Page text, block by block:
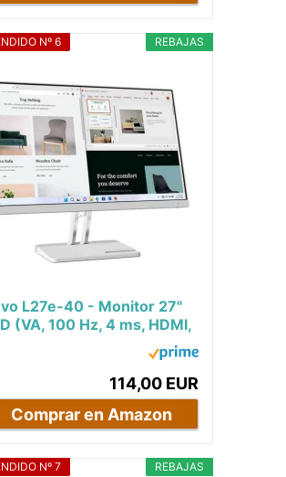
REBAJAS
Nº 6
L27e-40 - Monitor 27"
(VA, 100 Hz, 4 ms, HDMI,
114,00 EUR
Comprar en Amazon
REBAJAS
Nº 7